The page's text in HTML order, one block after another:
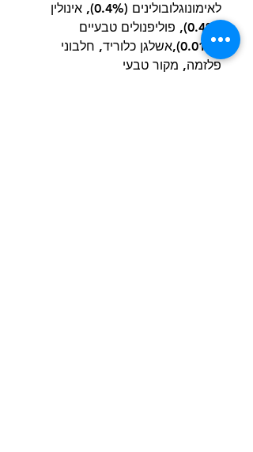
לאימונוגלובולינים (0.4%), אינולין
(0.4%), פוליפנולים טבעיים
(0.01%),אשלגן כלוריד, חלבוני
פלזמה, מקור טבעי